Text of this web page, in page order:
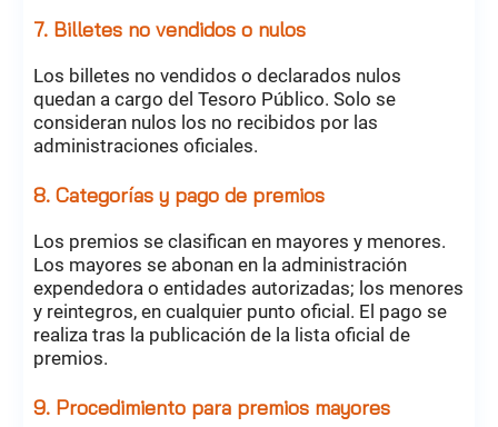
7. Billetes no vendidos o nulos
Los billetes no vendidos o declarados nulos
quedan a cargo del Tesoro Público. Solo se
consideran nulos los no recibidos por las
administraciones oficiales.
8. Categorías y pago de premios
Los premios se clasifican en mayores y menores.
Los mayores se abonan en la administración
expendedora o entidades autorizadas; los menores
y reintegros, en cualquier punto oficial. El pago se
realiza tras la publicación de la lista oficial de
premios.
9. Procedimiento para premios mayores